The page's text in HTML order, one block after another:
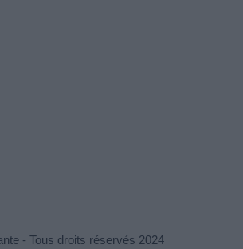
- Tous droits réservés 2024